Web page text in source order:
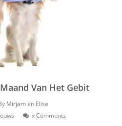
Van Het Gebit
Mirjam en Elise
xComments